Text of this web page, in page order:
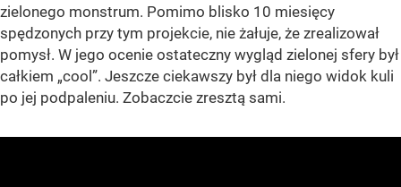
zielonego monstrum. Pomimo blisko 10 miesięcy
spędzonych przy tym projekcie, nie żałuje, że zrealizował
pomysł. W jego ocenie ostateczny wygląd zielonej sfery był
całkiem „cool”. Jeszcze ciekawszy był dla niego widok kuli
po jej podpaleniu. Zobaczcie zresztą sami.